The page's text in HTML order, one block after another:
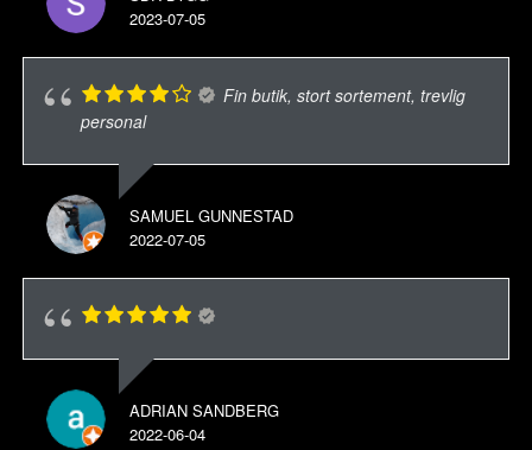
2023-07-05
Fin butik, stort sortement, trevlig
personal
SAMUEL GUNNESTAD
2022-07-05
ADRIAN SANDBERG
2022-06-04